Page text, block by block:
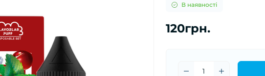
В наявності
120грн.